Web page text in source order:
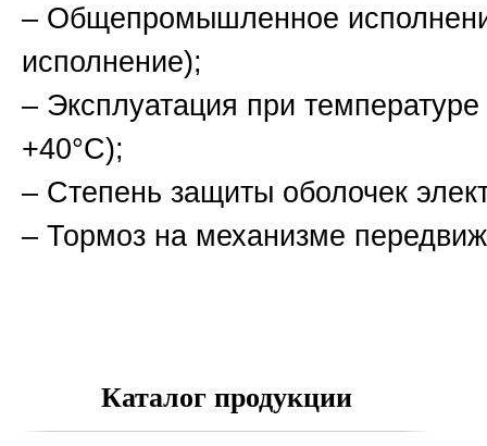
– Общепромышленное
исполнение);
– Эксплуатация при
+40°С);
– Степень защиты оболочек
– Тормоз на механизме
Каталог продукции